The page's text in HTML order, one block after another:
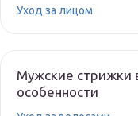
Уход за лицом
Мужские стрижки
особенности